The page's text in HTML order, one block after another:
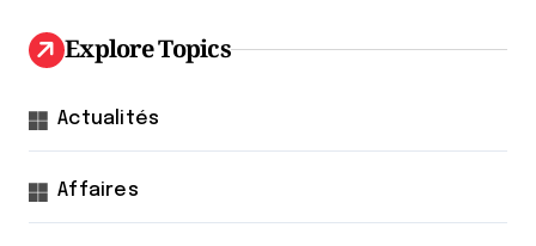
Explore Topics
Actualités
Affaires